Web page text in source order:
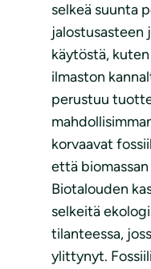
selkeä suunta
jalostusasteen
käytöstä,
ilmaston
perustuu
korvaavat
että biomassan
Biotalouden
selkeitä
tilanteessa,
ylittynyt.